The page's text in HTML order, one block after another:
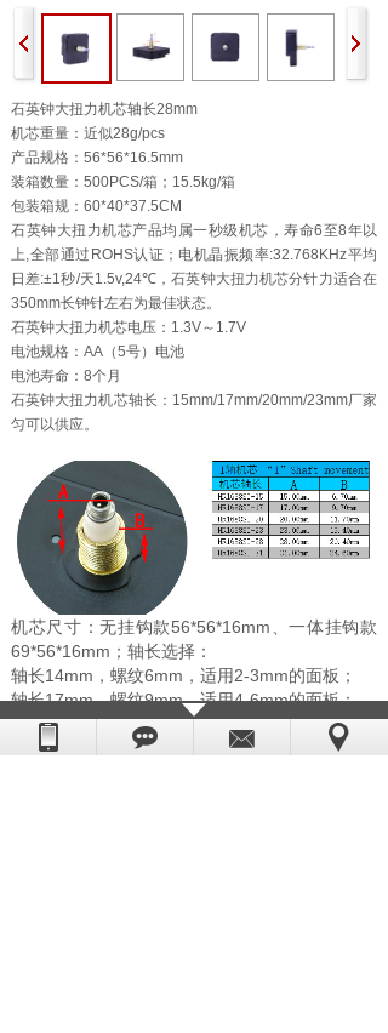
石英钟大扭力机芯轴长28mm
机芯重量：近似28g/pcs
产品规格：56*56*16.5mm
装箱数量：500PCS/箱；15.5kg/箱
包装箱规：60*40*37.5CM
石英钟大扭力机芯产品均属一秒级机芯，寿命6至8年以
上,全部通过ROHS认证；电机晶振频率:32.768KHz平均
日差:±1秒/天1.5v,24℃，石英钟大扭力机芯分针力适合在
350mm长钟针左右为最佳状态。
石英钟大扭力机芯电压：1.3V～1.7V
电池规格：AA（5号）电池
电池寿命：8个月
石英钟大扭力机芯轴长：15mm/17mm/20mm/23mm厂家
匀可以供应。
机芯尺寸：无挂钩款56*56*16mm、一体挂钩款
69*56*16mm；轴长选择：
轴长14mm，螺纹6mm，适用2-3mm的面板；
轴长17mm，螺纹9mm，适用4-6mm的面板；
轴长20mm，螺纹11mm，适用4-7mm的面板；
轴长22.5mm，螺纹14.2mm，适用5-9mm的面